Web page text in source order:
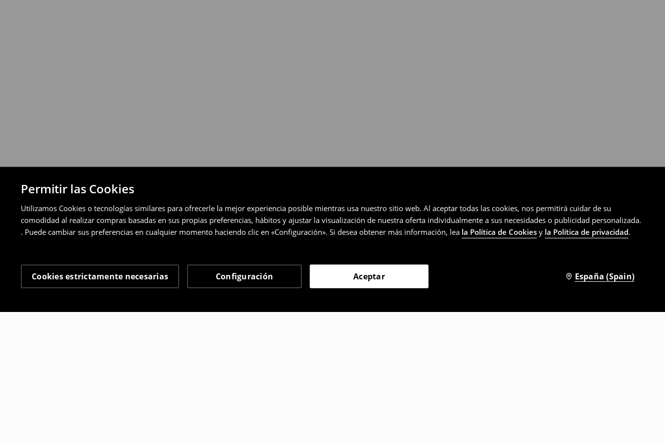
Permitir las Cookies
Utilizamos Cookies o tecnologías similares para ofrecerle la mejor experiencia posible mientras usa nuestro sitio web. Al aceptar todas las cookies, nos permitirá cuidar de su
comodidad al realizar compras basadas en sus propias preferencias, hábitos y ajustar la visualización de nuestra oferta individualmente a sus necesidades o publicidad personalizada.
. Puede cambiar sus preferencias en cualquier momento haciendo clic en «Configuración». Si desea obtener más información, lea la Política de Cookies y la Política de privacidad.
Cookies estrictamente necesarias Configuración Aceptar España (Spain)